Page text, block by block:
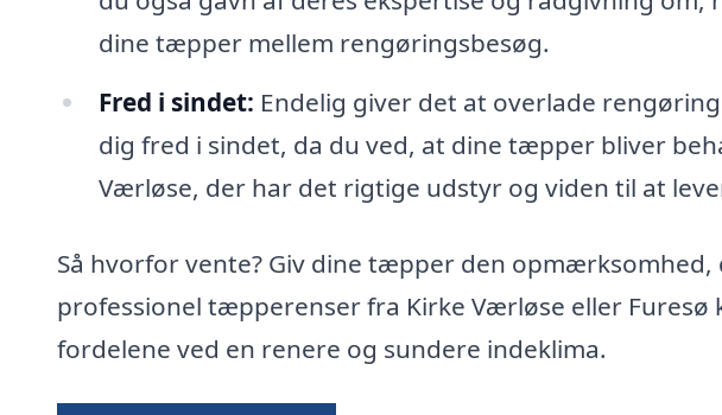
dine tæpper mellem rengøringsbesøg.
Fred i sindet: Endelig giver det at overlade
dig fred i sindet, da du ved, at dine tæpper bliver
Værløse, der har det rigtige udstyr og viden til at
Så hvorfor vente? Giv dine tæpper den
professionel tæpperenser fra Kirke Værløse eller Furesø
fordelene ved en renere og sundere indeklima.